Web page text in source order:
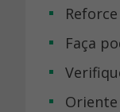
Faça